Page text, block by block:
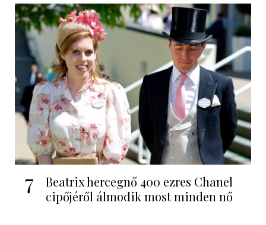
7
Beatrix hercegnő 400 ezres Chanel
cipőjéről álmodik most minden nő